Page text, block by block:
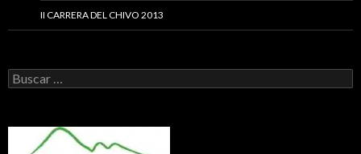
II CARRERA DEL CHIVO 2013
Buscar: